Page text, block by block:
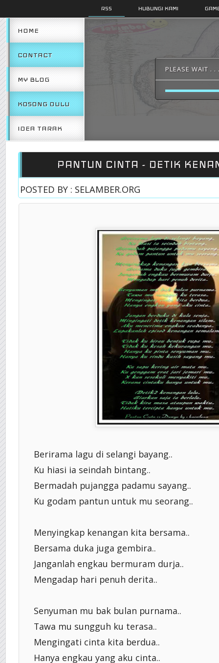
RSS HUBUNGI KAMI
HOME
CONTACT
MY BLOG
KOSONG DULU
IDEA TARAK
PLEASE WAIT . .
PANTUN CINTA - DETIK
POSTED BY : SELAMBER.ORG
Berirama lagu di selangi bayang..
Ku hiasi ia seindah bintang..
Bermadah pujangga padamu sayang..
Ku godam pantun untuk mu seorang..
Menyingkap kenangan kita bersama..
Bersama duka juga gembira..
Janganlah engkau bermuram durja..
Mengadap hari penuh derita..
Senyuman mu bak bulan purnama..
Tawa mu sungguh ku terasa..
Mengingati cinta kita berdua..
Hanya engkau yang aku cinta..